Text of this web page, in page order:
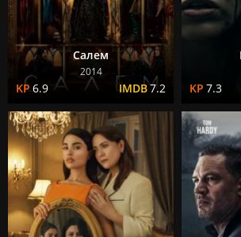
Салем
2014
6.9 7.2 7.3